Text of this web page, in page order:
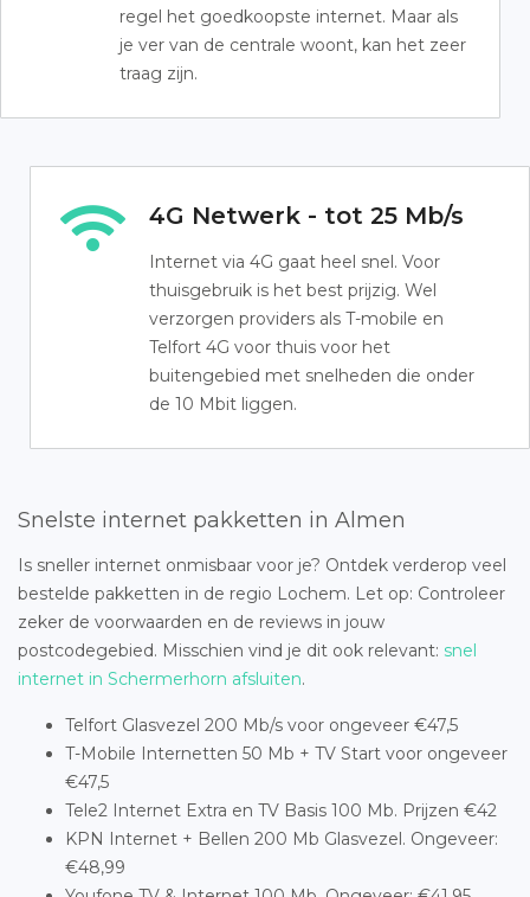
regel het goedkoopste internet. Maar als
je ver van de centrale woont, kan het zeer
traag zijn.
4G Netwerk - tot 25 Mb/s
Internet via 4G gaat heel snel. Voor
thuisgebruik is het best prijzig. Wel
verzorgen providers als T-mobile en
Telfort 4G voor thuis voor het
buitengebied met snelheden die onder
de 10 Mbit liggen.
Snelste internet pakketten in Almen
Is sneller internet onmisbaar voor je? Ontdek verderop veel
bestelde pakketten in de regio Lochem. Let op: Controleer
zeker de voorwaarden en de reviews in jouw
postcodegebied. Misschien vind je dit ook relevant: snel
internet in Schermerhorn afsluiten.
Telfort Glasvezel 200 Mb/s voor ongeveer €47,5
T-Mobile Internetten 50 Mb + TV Start voor ongeveer
€47,5
Tele2 Internet Extra en TV Basis 100 Mb. Prijzen €42
KPN Internet + Bellen 200 Mb Glasvezel. Ongeveer:
€48,99